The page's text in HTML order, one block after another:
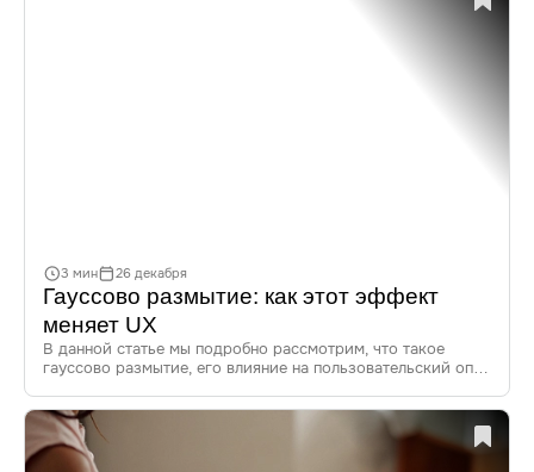
Гауссово размытие: как этот эффект
меняет UX
В данной статье мы подробно рассмотрим, что такое
гауссово размытие, его влияние на пользовательский опыт
и инструменты для создания эффектов размытия. Узнайте,
как грамотно использовать этот эффект для улучшения
дизайна и повышения вовлеченности пользователей.
3 мин 26 декабря